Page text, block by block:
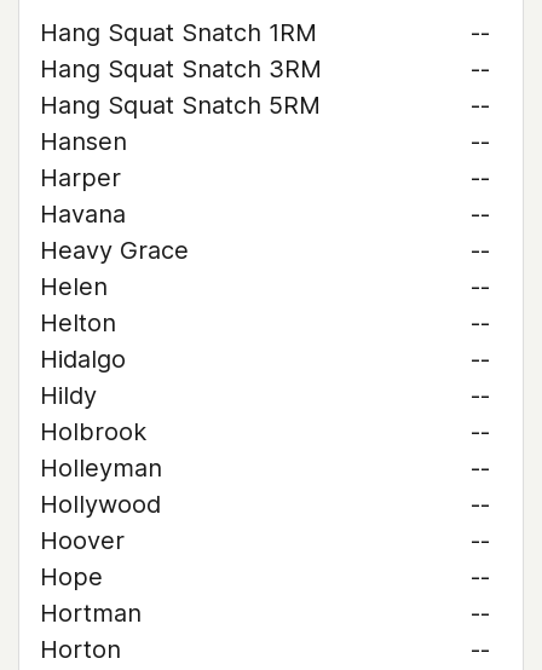
Hang Squat Snatch 1RM
--
Hang Squat Snatch 3RM
--
Hang Squat Snatch 5RM
--
Hansen
--
Harper
--
Havana
--
Heavy Grace
--
Helen
--
Helton
--
Hidalgo
--
Hildy
--
Holbrook
--
Holleyman
--
Hollywood
--
Hoover
--
Hope
--
Hortman
--
Horton
--